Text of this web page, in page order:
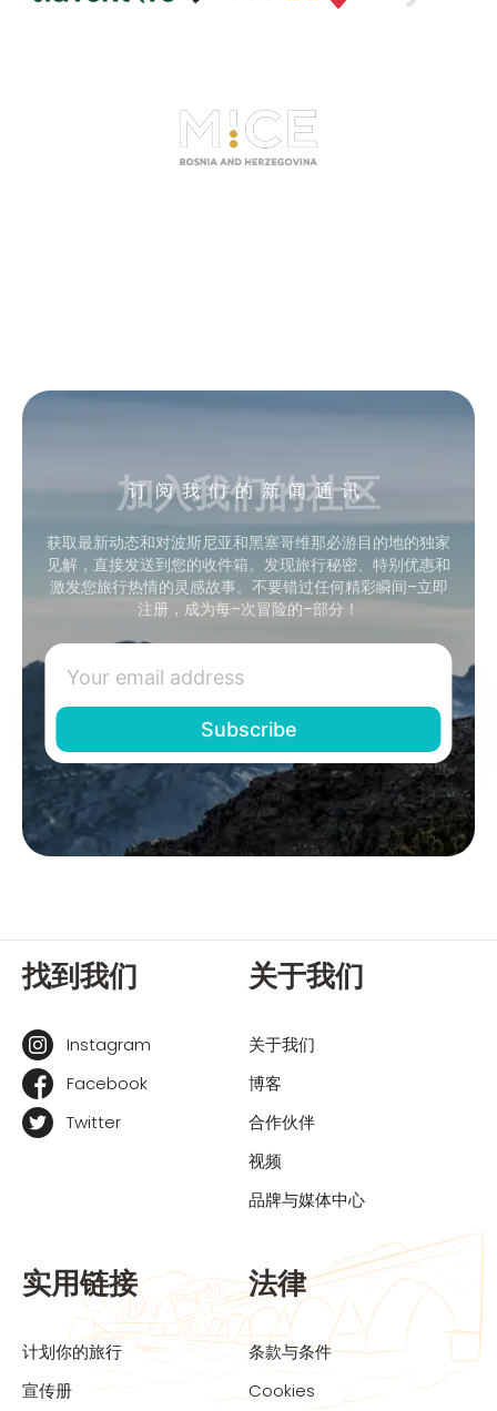
订阅我们的新闻通讯
加入我们的社区
获取最新动态和对波斯尼亚和黑塞哥维那必游目的地的独家
见解，直接发送到您的收件箱。发现旅行秘密、特别优惠和
激发您旅行热情的灵感故事。不要错过任何精彩瞬间–立即
注册，成为每–次冒险的–部分！
找到我们
Instagram
Facebook
Twitter
关于我们
关于我们
博客
合作伙伴
视频
品牌与媒体中心
实用链接
计划你的旅行
宣传册
法律
条款与条件
Cookies